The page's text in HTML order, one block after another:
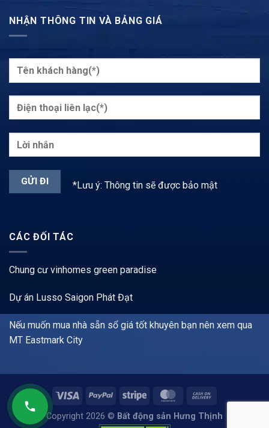
NHẬN THÔNG TIN VÀ BẢNG GIÁ
*Lưu ý: Thông tin sẽ được bảo mật
CÁC ĐỐI TÁC
Chung cư vinhomes green paradise
Dự án Lusso Saigon Phát Đạt
Nếu muốn mua nhà sẵn sổ giá tốt khuyên bạn nên xem qua
MT Eastmark City
Copyright 2026 © Bất động sản Hưng Thịnh